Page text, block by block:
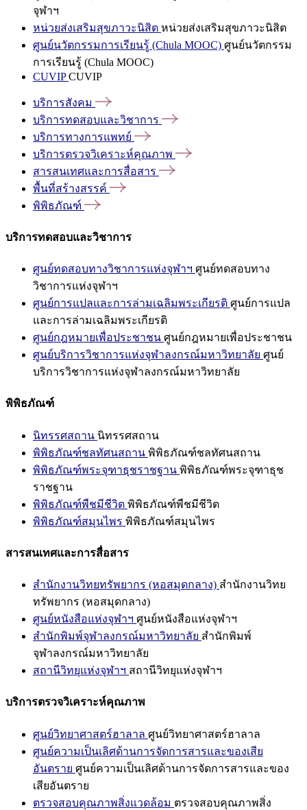
จุฬาฯ
หน่วยส่งเสริมสุขภาวะนิสิต หน่วยส่งเสริมสุขภาวะนิสิต
ศูนย์นวัตกรรมการเรียนรู้ (Chula MOOC) ศูนย์นวัตกรรม
การเรียนรู้ (Chula MOOC)
CUVIPCUVIP
บริการสังคม
บริการทดสอบและวิชาการ
บริการทางการแพทย์
บริการตรวจวิเคราะห์คุณภาพ
สารสนเทศและการสื่อสาร
พื้นที่สร้างสรรค์
พิพิธภัณฑ์
บริการทดสอบและวิชาการ
ศูนย์ทดสอบทางวิชาการแห่งจุฬาฯ ศูนย์ทดสอบทาง
วิชาการแห่งจุฬาฯ
ศูนย์การแปลและการล่ามเฉลิมพระเกียรติ ศูนย์การแปล
และการล่ามเฉลิมพระเกียรติ
ศูนย์กฎหมายเพื่อประชาชน ศูนย์กฎหมายเพื่อประชาชน
ศูนย์บริการวิชาการแห่งจุฬาลงกรณ์มหาวิทยาลัย ศูนย์
บริการวิชาการแห่งจุฬาลงกรณ์มหาวิทยาลัย
พิพิธภัณฑ์
นิทรรศสถาน นิทรรศสถาน
พิพิธภัณฑ์ชลทัศนสถาน พิพิธภัณฑ์ชลทัศนสถาน
พิพิธภัณฑ์พระจุฑาธุชราชฐาน พิพิธภัณฑ์พระจุฑาธุช
ราชฐาน
พิพิธภัณฑ์พืชมีชีวิต พิพิธภัณฑ์พืชมีชีวิต
พิพิธภัณฑ์สมุนไพร พิพิธภัณฑ์สมุนไพร
สารสนเทศและการสื่อสาร
สำนักงานวิทยทรัพยากร (หอสมุดกลาง) สำนักงานวิทย
ทรัพยากร (หอสมุดกลาง)
ศูนย์หนังสือแห่งจุฬาฯ ศูนย์หนังสือแห่งจุฬาฯ
สำนักพิมพ์จุฬาลงกรณ์มหาวิทยาลัย สำนักพิมพ์
จุฬาลงกรณ์มหาวิทยาลัย
สถานีวิทยุแห่งจุฬาฯ สถานีวิทยุแห่งจุฬาฯ
บริการตรวจวิเคราะห์คุณภาพ
ศูนย์วิทยาศาสตร์ฮาลาล ศูนย์วิทยาศาสตร์ฮาลาล
ศูนย์ความเป็นเลิศด้านการจัดการสารและของเสีย
อันตราย ศูนย์ความเป็นเลิศด้านการจัดการสารและของ
เสียอันตราย
ตรวจสอบคุณภาพสิ่งแวดล้อม ตรวจสอบคุณภาพสิ่ง